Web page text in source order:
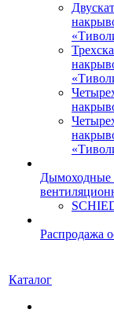
Дымоходные
Распродажа
Каталог